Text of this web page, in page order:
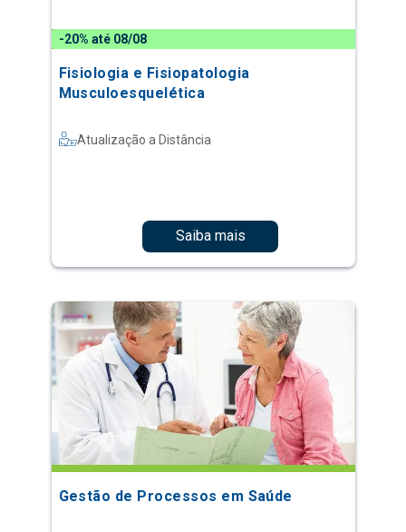
-20% até 08/08
Fisiologia e Fisiopatologia
Musculoesquelética
Atualização a Distância
Saiba mais
Gestão de Processos em Saúde